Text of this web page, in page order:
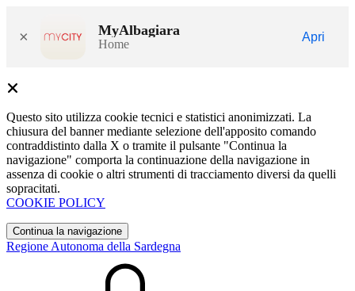
× MyAlbagiara
Home
Apri
Questo sito utilizza cookie tecnici e statistici anonimizzati. La
chiusura del banner mediante selezione dell'apposito comando
contraddistinto dalla X o tramite il pulsante "Continua la
navigazione" comporta la continuazione della navigazione in
assenza di cookie o altri strumenti di tracciamento diversi da quelli
sopracitati.
COOKIE POLICY
Continua la navigazione
Regione Autonoma della Sardegna